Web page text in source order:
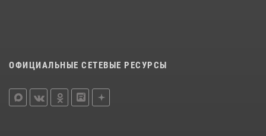
ОФИЦИАЛЬНЫЕ СЕТЕВЫЕ РЕСУРСЫ